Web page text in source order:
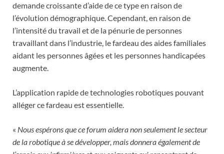
demande croissante d’aide de ce type en raison de
l’évolution démographique. Cependant, en raison de
l’intensité du travail et de la pénurie de personnes
travaillant dans l’industrie, le fardeau des aides familiales
aidant les personnes âgées et les personnes handicapées
augmente.
L’application rapide de technologies robotiques pouvant
alléger ce fardeau est essentielle.
« Nous espérons que ce forum aidera non seulement le secteur
de la robotique à se développer, mais donnera également de